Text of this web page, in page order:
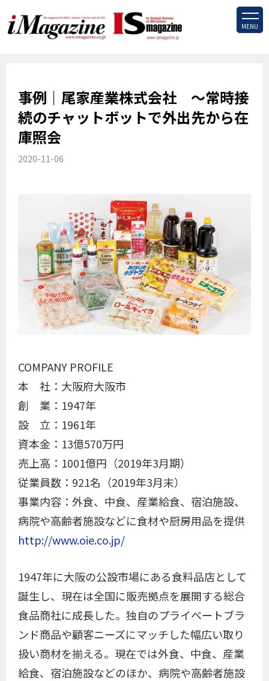
MENU
事例｜尾家産業株式会社 ～常時接
続のチャットボットで外出先から在
庫照会
2020-11-06
COMPANY PROFILE
本 社：大阪府大阪市
創 業：1947年
設 立：1961年
資本金：13億570万円
売上高：1001億円（2019年3月期）
従業員数：921名（2019年3月末）
事業内容：外食、中食、産業給食、宿泊施設、
病院や高齢者施設などに食材や厨房用品を提供
http://www.oie.co.jp/
1947年に大阪の公設市場にある食料品店として
誕生し、現在は全国に販売拠点を展開する総合
食品商社に成長した。独自のプライベートブラ
ンド商品や顧客ニーズにマッチした幅広い取り
扱い商材を揃える。現在では外食、中食、産業
給食、宿泊施設などのほか、病院や高齢者施設